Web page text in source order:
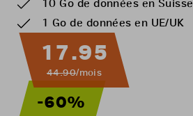
10 Go de données en Suisse
1 Go de données en UE/UK
17.95
44.90/mois
-60%